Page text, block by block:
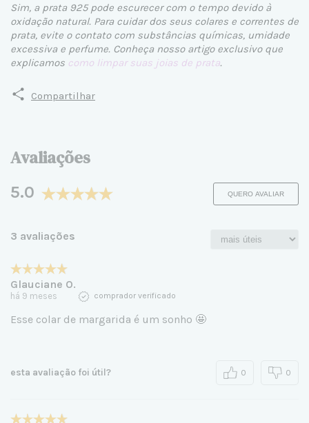
Sim, a prata 925 pode escurecer com o tempo devido à
oxidação natural. Para cuidar dos seus colares e correntes de
prata, evite o contato com substâncias químicas, umidade
excessiva e perfume. Conheça nosso artigo exclusivo que
explicamos como limpar suas joias de prata.
Compartilhar
Avaliações
5.0 QUERO AVALIAR
3 avaliações
Glauciane O.
há 9 meses comprador verificado
Esse colar de margarida é um sonho 🤩
esta avaliação foi útil? 0 0